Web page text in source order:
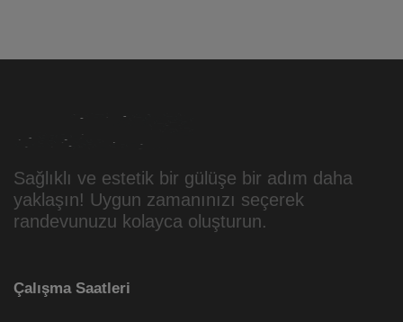
Sağlıklı ve estetik bir gülüşe bir adım daha
yaklaşın! Uygun zamanınızı seçerek
randevunuzu kolayca oluşturun.
Çalışma Saatleri